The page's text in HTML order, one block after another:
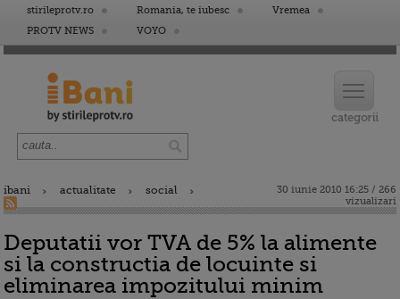
stirileprotv.ro Romania, te iubesc
Vremea
PROTV NEWS
VOYO
ibani actualitate social
30 iunie 2010 16:25 / 266
vizualizari
Deputatii vor TVA de 5% la alimente
si la constructia de locuinte si
eliminarea impozitului minim